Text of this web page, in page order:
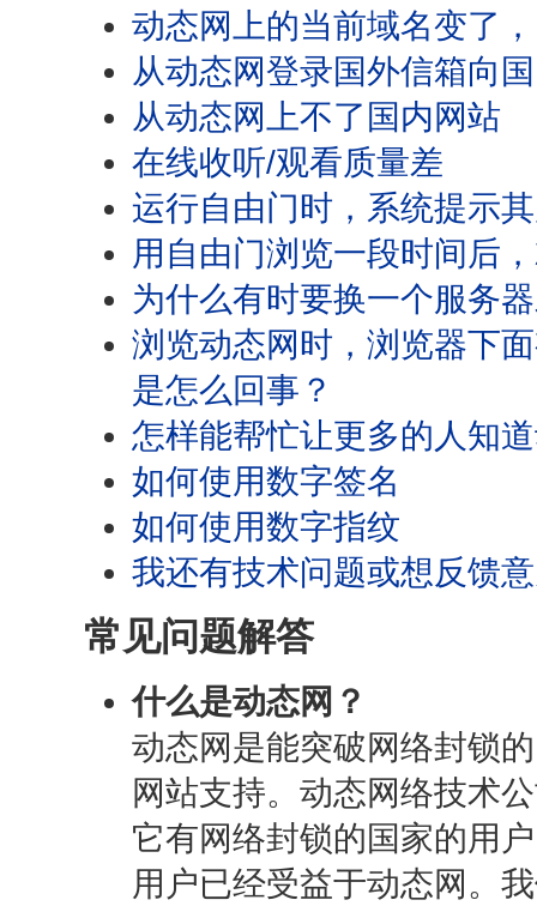
动态网上的当前域名变了
从动态网登录国外信箱向
从动态网上不了国内网站
在线收听/观看质量差
运行自由门时，系统提示
用自由门浏览一段时间后
为什么有时要换一个服务
浏览动态网时，浏览器下
是怎么回事？
怎样能帮忙让更多的人知
如何使用数字签名
如何使用数字指纹
我还有技术问题或想反馈
常见问题解答
什么是动态网？
动态网是能突破网络封锁
网站支持。动态网络技术
它有网络封锁的国家的用
用户已经受益于动态网。